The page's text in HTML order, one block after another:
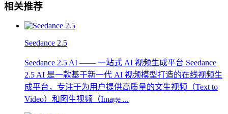
相关推荐
Seedance 2.5
Seedance 2.5 AI —— 一站式 AI 视频生成平台 Seedance
2.5 AI 是一款基于新一代 AI 视频模型打造的在线视频生
成平台，专注于为用户提供高质量的文生视频（Text to
Video）和图生视频（Image ...